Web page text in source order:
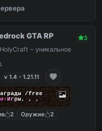
GTA RP 3
– уникальное
v 1.4 - 1.21.11
/free
и-Игры, , ,
2 Оружие
2